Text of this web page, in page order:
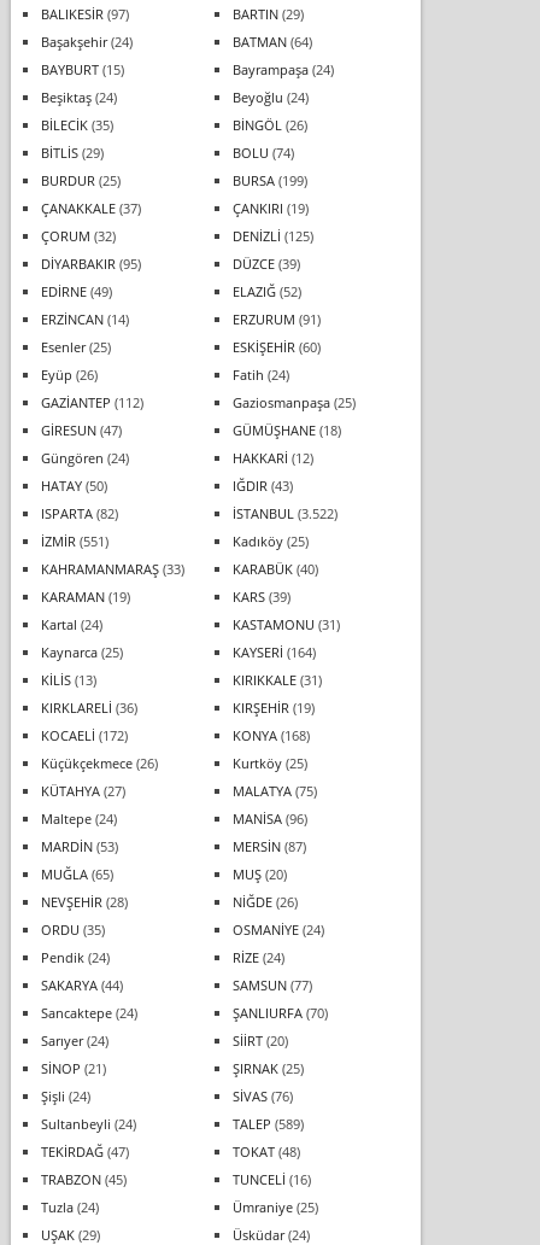
BALIKESİR (97) BARTIN(29)
Başakşehir(24) BATMAN(64)
BAYBURT(15) Bayrampaşa(24)
Beşiktaş(24) Beyoğlu (24)
BİLECİK(35) BİNGÖL (26)
BİTLİS(29) BOLU (74)
BURDUR (25) BURSA(199)
ÇANAKKALE(37) ÇANKIRI (19)
ÇORUM (32) DENİZLİ (125)
DİYARBAKIR (95) DÜZCE(39)
EDİRNE(49) ELAZIĞ(52)
ERZİNCAN(14) ERZURUM (91)
Esenler(25) ESKİŞEHİR (60)
Eyüp (26) Fatih (24)
GAZİANTEP (112) Gaziosmanpaşa(25)
GİRESUN(47) GÜMÜŞHANE(18)
Güngören (24) HAKKARİ (12)
HATAY(50) IĞDIR (43)
ISPARTA(82) İSTANBUL (3.522)
İZMİR (551) Kadıköy(25)
KAHRAMANMARAŞ(33) KARABÜK(40)
KARAMAN(19) KARS(39)
Kartal (24) KASTAMONU (31)
Kaynarca(25) KAYSERİ (164)
KİLİS(13) KIRIKKALE(31)
KIRKLARELİ (36) KIRŞEHİR (19)
KOCAELİ (172) KONYA(168)
Küçükçekmece(26) Kurtköy(25)
KÜTAHYA(27) MALATYA(75)
Maltepe(24) MANİSA(96)
MARDİN(53) MERSİN(87)
MUĞLA(65) MUŞ(20)
NEVŞEHİR (28) NİĞDE(26)
ORDU (35) OSMANİYE(24)
Pendik(24) RİZE(24)
SAKARYA(44) SAMSUN(77)
Sancaktepe(24) ŞANLIURFA(70)
Sarıyer(24) SİİRT(20)
SİNOP (21) ŞIRNAK(25)
Şişli (24) SİVAS(76)
Sultanbeyli (24) TALEP (589)
TEKİRDAĞ(47) TOKAT(48)
TRABZON(45) TUNCELİ (16)
Tuzla(24) Ümraniye(25)
UŞAK(29) Üsküdar(24)